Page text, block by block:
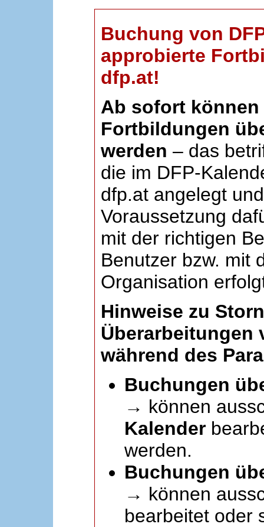
Buchung von
approbierte
dfp.at!
Ab sofort können
Fortbildungen
werden – das
die im DFP-
dfp.at angelegt
Voraussetzung
mit der richtigen
Benutzer bzw. mit
Organisation
Hinweise zu
Überarbeitungen
während des
Buchungen
→ können
Kalender
werden.
Buchungen
→ können
bearbeitet oder